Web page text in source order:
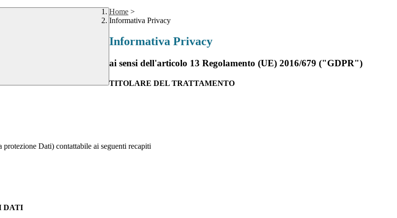
Home >
Informativa Privacy
Informativa Privacy
ai sensi dell'articolo 13 Regolamento (UE) 2016/679 ("GDPR")
TITOLARE DEL TRATTAMENTO
Dati) contattabile ai seguenti recapiti
DATI